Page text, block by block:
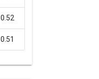
0.52
0.51